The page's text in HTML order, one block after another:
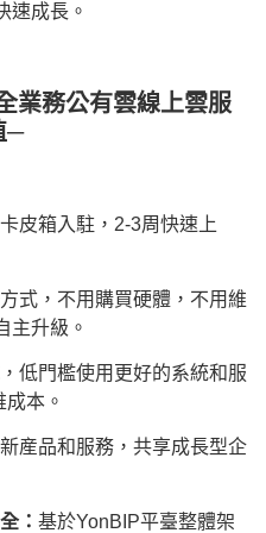
速成長。
業務公有雲線上雲服
─
皮箱入駐，2-3周快速上
式，不用購買硬體，不用維
主升級。
低門檻使用更好的系統和服
本。
産品和服務，共享成長型企
：基於YonBIP平臺整體架